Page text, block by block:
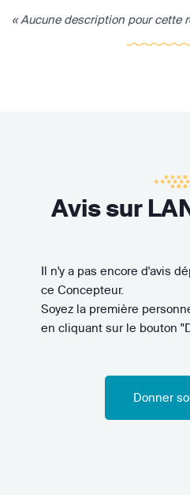
« Aucune description pour cette
Avis sur
Il n'y a pas encore d'avis
ce Concepteur.
Soyez la première
en cliquant sur le bouton
Donner